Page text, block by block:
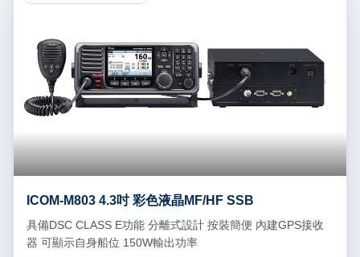
ICOM-M803 4.3吋 彩色液晶MF/HF SSB
具備DSC CLASS E功能 分離式設計 按裝簡便 內建GPS接收
器 可顯示自身船位 150W輸出功率